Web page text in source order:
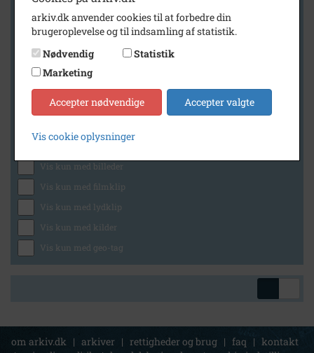
Arkiv
Historisk Arkiv Dragør
Generelt
Vis kun med billeder
Vis kun med filmklip
Vis kun med lydklip
Vis kun med kilder
Vis kun med geo-tag
om arkiv.dk | arkiver | rettigheder og brug | faq | kontakt
arkiv.dk anvender cookies til at forbedre din
brugeroplevelse og til indsamling af statistik.
Nødvendig
Statistik
Marketing
Accepter nødvendige Accepter valgte
Vis cookie oplysninger